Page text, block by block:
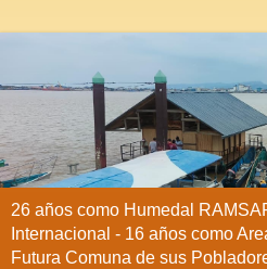
26 años como Humedal
Internacional - 16 años como
Futura Comuna de sus